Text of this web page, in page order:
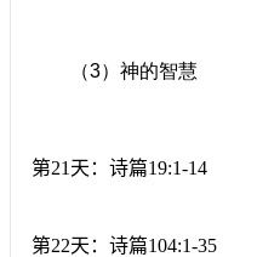
（3）神的智慧
第21 天：诗篇19:1-14
第22天：诗篇104:1-35